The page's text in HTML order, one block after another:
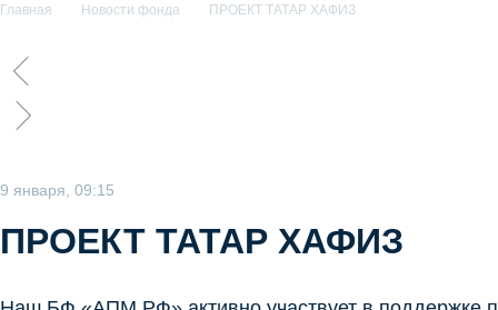
Главная Новости фонда ПРОЕКТ ТАТАР ХАФИЗ
9 января, 09:15
ПРОЕКТ ТАТАР ХАФИЗ